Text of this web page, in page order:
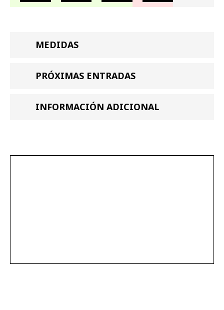
MEDIDAS
PRÓXIMAS ENTRADAS
INFORMACIÓN ADICIONAL